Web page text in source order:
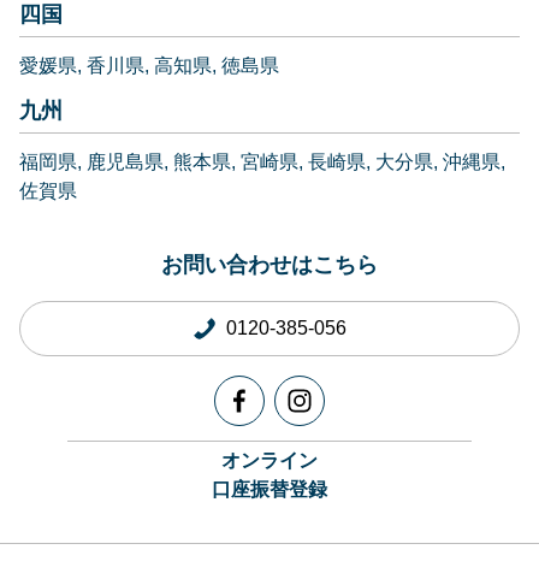
四国
愛媛県 香川県 高知県 徳島県
九州
福岡県 鹿児島県 熊本県 宮崎県 長崎県 大分県 沖縄県
佐賀県
お問い合わせはこちら
0120-385-056
オンライン
口座振替登録